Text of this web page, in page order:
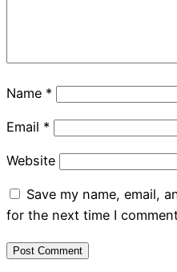
Name *
Email *
Website
Save my name, email,
for the next time I